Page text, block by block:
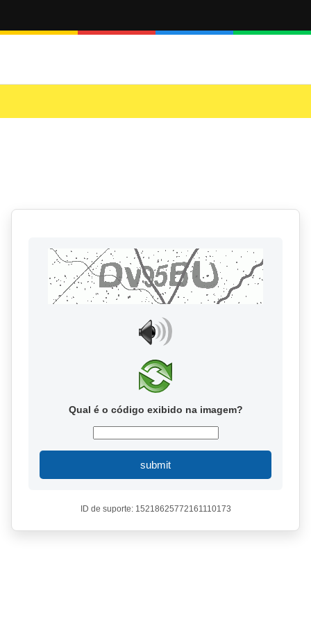
Qual é o código exibido na imagem?
submit
ID de suporte: 15218625772161110173